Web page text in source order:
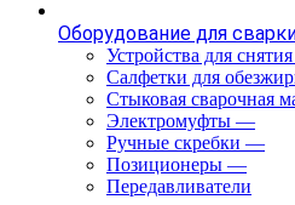
Оборудование для
Устройства для
Салфетки для
Стыковая сварочная
Электромуфты —
Ручные скребки —
Позиционеры —
Передавливатели